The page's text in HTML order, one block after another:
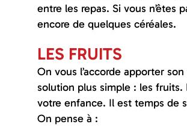
entre les repas. Si vous
encore de quelques céréales.
LES FRUITS
On vous l’accorde apporter
solution plus simple : les fruits.
votre enfance. Il est temps de
On pense à :